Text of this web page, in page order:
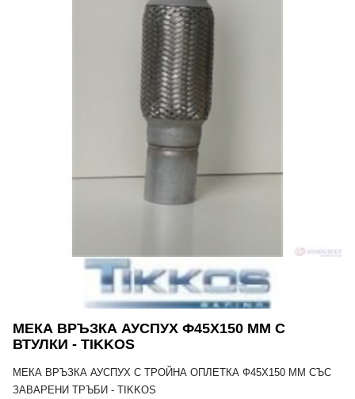
МЕКА ВРЪЗКА АУСПУХ Ф45Х150 MM С
ВТУЛКИ - TIKKOS
МЕКА ВРЪЗКА АУСПУХ С ТРОЙНА ОПЛЕТКА Ф45Х150 MM СЪС
ЗАВАРЕНИ ТРЪБИ - TIKKOS